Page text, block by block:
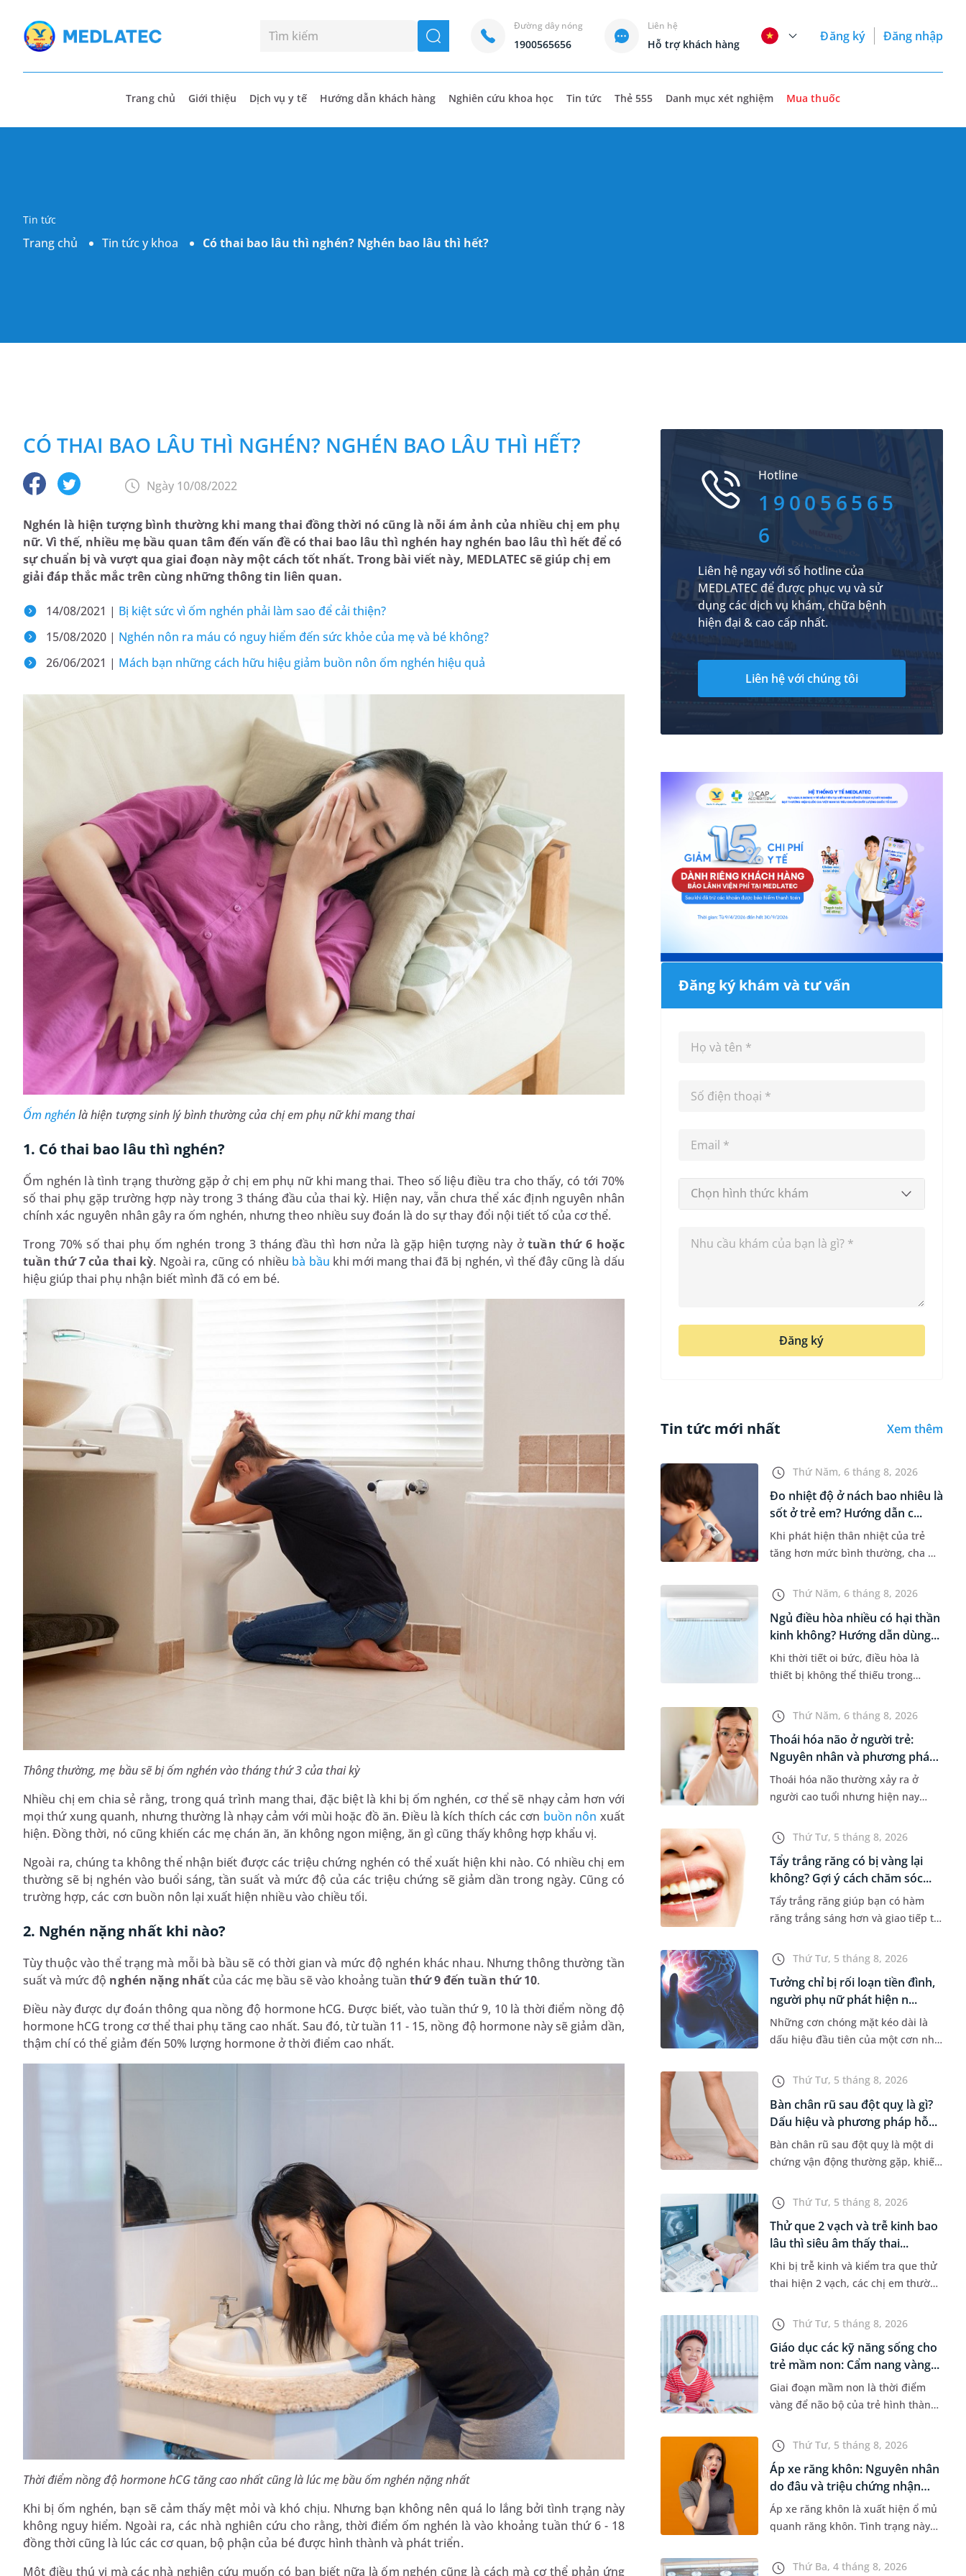
seach
Đường dây nóng
1900565656
Liên hệ
Hỗ trợ khách hàng
Đăng ký Đăng nhập
Trang chủ Giới thiệu Dịch vụ y tế Hướng dẫn khách hàng Nghiên cứu khoa học Tin tức Thẻ 555 Danh mục xét nghiệm Mua thuốc
Tin tức
Trang chủ Tin tức y khoa Có thai bao lâu thì nghén? Nghén bao lâu thì hết?
CÓ THAI BAO LÂU THÌ NGHÉN? NGHÉN BAO LÂU THÌ HẾT?
Ngày 10/08/2022
Nghén là hiện tượng bình thường khi mang thai đồng thời nó cũng là nỗi ám ảnh của nhiều chị em phụ
nữ. Vì thế, nhiều mẹ bầu quan tâm đến vấn đề có thai bao lâu thì nghén hay nghén bao lâu thì hết để có
sự chuẩn bị và vượt qua giai đoạn này một cách tốt nhất. Trong bài viết này, MEDLATEC sẽ giúp chị em
giải đáp thắc mắc trên cùng những thông tin liên quan.
14/08/2021 | Bị kiệt sức vì ốm nghén phải làm sao để cải thiện?
15/08/2020 | Nghén nôn ra máu có nguy hiểm đến sức khỏe của mẹ và bé không?
26/06/2021 | Mách bạn những cách hữu hiệu giảm buồn nôn ốm nghén hiệu quả
Ốm nghénlà hiện tượng sinh lý bình thường của chị em phụ nữ khi mang thai
1. Có thai bao lâu thì nghén?
Ốm nghén là tình trạng thường gặp ở chị em phụ nữ khi mang thai. Theo số liệu điều tra cho thấy, có tới 70%
số thai phụ gặp trường hợp này trong 3 tháng đầu của thai kỳ. Hiện nay, vẫn chưa thể xác định nguyên nhân
chính xác nguyên nhân gây ra ốm nghén, nhưng theo nhiều suy đoán là do sự thay đổi nội tiết tố của cơ thể.
Trong 70% số thai phụ ốm nghén trong 3 tháng đầu thì hơn nửa là gặp hiện tượng này ởtuần thứ 6 hoặc
tuần thứ 7 của thai kỳ. Ngoài ra, cũng có nhiều bà bầu khi mới mang thai đã bị nghén, vì thế đây cũng là dấu
hiệu giúp thai phụ nhận biết mình đã có em bé.
Thông thường, mẹ bầu sẽ bị ốm nghén vào tháng thứ 3 của thai kỳ
Nhiều chị em chia sẻ rằng, trong quá trình mang thai, đặc biệt là khi bị ốm nghén, cơ thể sẽ nhạy cảm hơn với
mọi thứ xung quanh, nhưng thường là nhạy cảm với mùi hoặc đồ ăn. Điều là kích thích các cơn buồn nôn xuất
hiện. Đồng thời, nó cũng khiến các mẹ chán ăn, ăn không ngon miệng, ăn gì cũng thấy không hợp khẩu vị.
Ngoài ra, chúng ta không thể nhận biết được các triệu chứng nghén có thể xuất hiện khi nào. Có nhiều chị em
thường sẽ bị nghén vào buổi sáng, tần suất và mức độ của các triệu chứng sẽ giảm dần trong ngày. Cũng có
trường hợp, các cơn buồn nôn lại xuất hiện nhiều vào chiều tối.
2. Nghén nặng nhất khi nào?
Tùy thuộc vào thể trạng mà mỗi bà bầu sẽ có thời gian và mức độ nghén khác nhau. Nhưng thông thường tần
suất và mức độ nghén nặng nhất của các mẹ bầu sẽ vào khoảng tuầnthứ 9 đến tuần thứ 10.
Điều này được dự đoán thông qua nồng độ hormone hCG. Được biết, vào tuần thứ 9, 10 là thời điểm nồng độ
hormone hCG trong cơ thể thai phụ tăng cao nhất. Sau đó, từ tuần 11 - 15, nồng độ hormone này sẽ giảm dần,
thậm chí có thể giảm đến 50% lượng hormone ở thời điểm cao nhất.
Thời điểm nồng độ hormone hCG tăng cao nhất cũng là lúc mẹ bầu ốm nghén nặng nhất
Khi bị ốm nghén, bạn sẽ cảm thấy mệt mỏi và khó chịu. Nhưng bạn không nên quá lo lắng bởi tình trạng này
không nguy hiểm. Ngoài ra, các nhà nghiên cứu cho rằng, thời điểm ốm nghén là vào khoảng tuần thứ 6 - 18
đồng thời cũng là lúc các cơ quan, bộ phận của bé được hình thành và phát triển.
Một điều thú vị mà các nhà nghiên cứu muốn có bạn biết nữa là ốm nghén cũng là cách mà cơ thể phản ứng
Hotline
190056565
6
Liên hệ ngay với số hotline của
MEDLATEC để được phục vụ và sử
dụng các dịch vụ khám, chữa bệnh
hiện đại & cao cấp nhất.
Liên hệ với chúng tôi
Đăng ký khám và tư vấn
Chọn hình thức khám
Đăng ký
Tin tức mới nhất Xem thêm
Thứ Năm, 6 tháng 8, 2026
Đo nhiệt độ ở nách bao nhiêu là
sốt ở trẻ em? Hướng dẫn c...
Khi phát hiện thân nhiệt của trẻ
tăng hơn mức bình thường, cha mẹ
Tuy nhiên, không phải ai cũng biết
đo nhiệt độ ở nách bao...
Thứ Năm, 6 tháng 8, 2026
Ngủ điều hòa nhiều có hại thần
kinh không? Hướng dẫn dùng...
Khi thời tiết oi bức, điều hòa là
thiết bị không thể thiếu trong
người lo ngại rằng việc ngủ trong
phòng điều hòa mỗi đêm có...
Thứ Năm, 6 tháng 8, 2026
Thoái hóa não ở người trẻ:
Nguyên nhân và phương pháp
điề...
Thoái hóa não thường xảy ra ở
người cao tuổi nhưng hiện nay
tố như căng thẳng kéo dài, lối sống
thiếu lành mạnh, bệnh lý th...
Thứ Tư, 5 tháng 8, 2026
Tẩy trắng răng có bị vàng lại
không? Gợi ý cách chăm sóc...
Tẩy trắng răng giúp bạn có hàm
răng trắng sáng hơn và giao tiếp tự
băn khoăn về tình trạng răng bị
vàng ố, xỉn màu sau kh...
Thứ Tư, 5 tháng 8, 2026
Tưởng chỉ bị rối loạn tiền đình,
người phụ nữ phát hiện n...
Những cơn chóng mặt kéo dài là
dấu hiệu đầu tiên của một cơn nhồi
hề hay biết. Tại BVĐK MEDLATEC,
chiến lược chẩn đoán chính...
Thứ Tư, 5 tháng 8, 2026
Bàn chân rũ sau đột quỵ là gì?
Dấu hiệu và phương pháp hỗ...
Bàn chân rũ sau đột quỵ là một di
chứng vận động thường gặp, khiến
đi lại, làm tăng nguy cơ vấp ngã và
ảnh hưởng đến khả năn...
Thứ Tư, 5 tháng 8, 2026
Thử que 2 vạch và trễ kinh bao
lâu thì siêu âm thấy thai...
Khi bị trễ kinh và kiểm tra que thử
thai hiện 2 vạch, các chị em thường
để được nhìn thấy thai nhi. Nhưng
liệu siêu âm sớm n...
Thứ Tư, 5 tháng 8, 2026
Giáo dục các kỹ năng sống cho
trẻ mầm non: Cẩm nang vàng...
Giai đoạn mầm non là thời điểm
vàng để não bộ của trẻ hình thành
nền tảng. Việc trang bị sớm các kỹ
năng sống cho trẻ mầm no...
Thứ Tư, 5 tháng 8, 2026
Áp xe răng khôn: Nguyên nhân
do đâu và triệu chứng nhận
biết
Áp xe răng khôn là xuất hiện ổ mủ
quanh răng khôn. Tình trạng này
trọng, đặc biệt gây ảnh hưởng lớn
Thứ Ba, 4 tháng 8, 2026